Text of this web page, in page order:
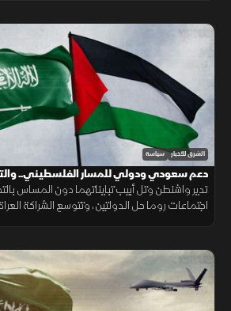
الشرق للأخبار سياسة
دعم سعودي ودولي للمسار الفلسطيني..
الإسرائيلي لا يمس جوهر التحالف
تدير واشنطن وتل أبيب تبايناتهما دون المساس
اجتماعات روما حل الدولتين، وتتوسع الشراكة